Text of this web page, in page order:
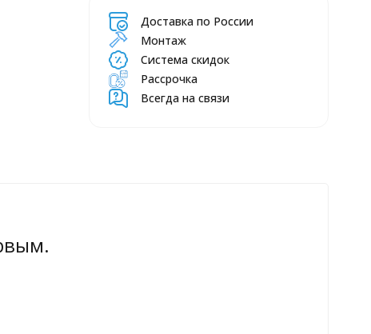
Доставка по России
Монтаж
Система скидок
Рассрочка
Всегда на связи